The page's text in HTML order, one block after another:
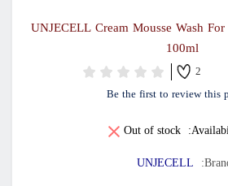
UNJECELL Cream Mousse Wash
100ml
2
Be the first to review this
Out of stock
UNJECELL